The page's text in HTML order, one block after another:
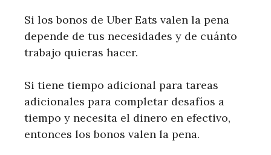
Si los bonos de Uber Eats valen la pena
depende de tus necesidades y de cuánto
trabajo quieras hacer.
Si tiene tiempo adicional para tareas
adicionales para completar desafíos a
tiempo y necesita el dinero en efectivo,
entonces los bonos valen la pena.